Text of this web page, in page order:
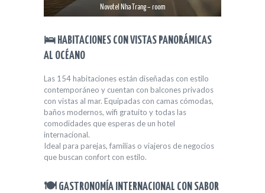
Novotel Nha Trang – room
🛌 HABITACIONES CON VISTAS PANORÁMICAS
AL OCÉANO
Las 154 habitaciones están diseñadas con estilo
contemporáneo y cuentan con balcones privados
con vistas al mar. Equipadas con camas cómodas,
baños modernos, wifi gratuito y todas las
comodidades que esperas de un hotel
internacional.
Ideal para parejas, familias o viajeros de negocios
que buscan confort con estilo.
🍽️ GASTRONOMÍA INTERNACIONAL CON SABOR